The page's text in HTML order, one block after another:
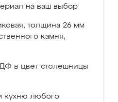
на ваш выбор
толщина 26 мм
камня,
в цвет столешницы
кухню любого